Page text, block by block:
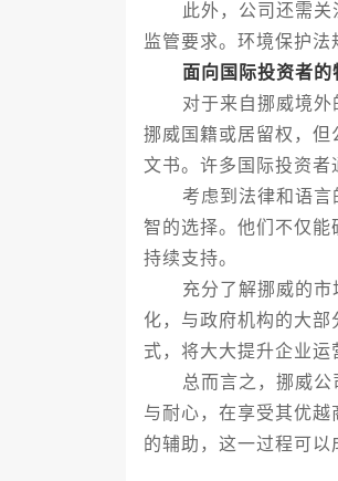
此外，公司还需关注
监管要求。环境保护法
面向国际投资者
对于来自挪威境外的
挪威国籍或居留权，
文书。许多国际投资者
考虑到法律和语言的
智的选择。他们不仅
持续支持。
充分了解挪威的市场
化，与政府机构的大
式，将大大提升企业运
总而言之，挪威公司
与耐心，在享受其优
的辅助，这一过程可以